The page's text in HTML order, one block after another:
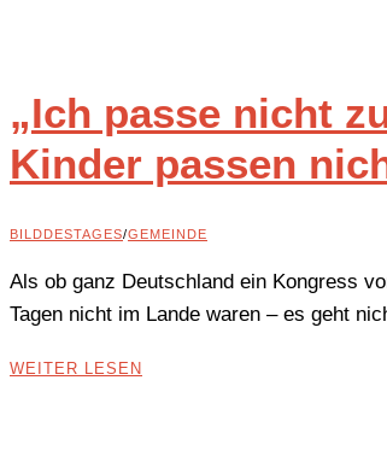
„Ich passe nicht
Kinder passen
BILDDESTAGES/GEMEINDE
Als ob ganz Deutschland ein Kongress
Tagen nicht im Lande waren – es geht
WEITER LESEN